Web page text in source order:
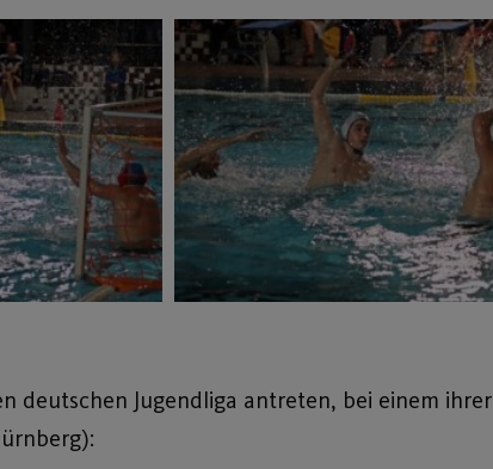
deutschen Jugendliga antreten, bei einem ihrer